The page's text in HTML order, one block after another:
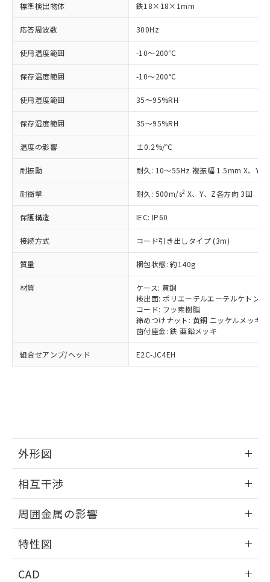
標準検出物体 鉄18×18×1mm
応答周波数 300Hz
使用温度範囲 -10～200℃
保存温度範囲 -10～200℃
使用湿度範囲 35～95%RH
保存湿度範囲 35～95%RH
温度の影響 ±0.2%/℃
耐振動 耐久: 10～55Hz 複振幅 1.5mm X、Y、
耐衝撃 耐久: 500m/s2 X、Y、Z各方向 3回
保護構造 IEC: IP60
接続方式 コード引き出しタイプ (3m)
質量 梱包状態: 約140g
材質
ケース: 黄銅
検出面: ポリエーテルエーテルケトン
コード: フッ素樹脂
締めつけナット: 黄銅 ニッケルメッキ
歯付座金: 鉄 亜鉛メッキ
組合せアンプ/ヘッド E2C-JC4EH
外形図
外形図
相互干渉
相互干渉
周囲金属の影響
周囲金属の影響
特性図
CAD
ご利用条件
以下の条件をお読みいただき、同意のうえ
本サービスは、当社制御機器事業取扱
商品の当社在庫状況および標準価格
(税抜)を提供させていただくもので
当社制御機器事業取扱商品の中には、
本サービスの対象外となる商品もある
ことをご了承ください。
在庫状況および標準価格照会結果は、
記載している更新日時点での社内デー
タに基づき作成されるものであり、閲
準価格とは異なる場合があることをご
オムロン制御機器販売店や当社販売拠
示しないようお願いします。
マイパーツ機能（部品リスト作成サー
ビス）をご利用いただくには、I-Web
※1 対応状況
対応済み：EU RoHS指令（10物質）の
非含有に対応した製品が提供可能な商品で
す。
対応予定：EU RoHS指令（10物質）の非含
有に対応した製品に切り替える予定のある
非含有に非対応の商品で、対応品を出す予
調査・確認中：EU RoHS指令（10物質）の
非含有の対応状況を調査中または確認中の
商品です。
非該当品：ライセンス料など無形物で、有
害物質有無と関係のない商品です。
仕入先様の事情により、非含有部品として
いたものが、含有品と判明した場合などや
むを得ず変更することがあります。
六価クロム(Cr(Ⅵ)) 1000ppm以下、ポリ臭化ビフェニル
類(PBB) 1000ppm以下、ポリ臭化ジフェニルエーテル類
フタル酸エステル類の４物質については閾値を超える意
図的な使用がないことを確認しています。
※2 対応予定月
部品在庫の切り替え状況などにより、予定
月が前後することがあります。
※1 中国RoHS○×表
「○」：最大均質材料含有率が中国RoHSの
基準値以下であることを示します。
「×」：最大均質材料含有率が中国RoHSの
基準値を超えていることを示します。
「－」：未確認です。当社販売部門へお問
*中国RoHS10物質の基準値 (GB/T26572)：
Pb(鉛) :1000ppm、 Hg(水銀) : 1000ppm、 Cd(カドミウ
ム) : 100ppm、
Cr(Ⅵ)(六価クロム) : 1000ppm、 PBBs(ポリ臭化ビフェ
※2 環境保護使用期限
「ｅ」：有害物質（10物質）のすべてが基
「10」：通常の使用状況下において有害物
質が外部に漏えいし、環境に深刻な影響を
及ぼさない年数を意味します。
「－」：未確認です。当社販売部門へお問
い合わせください。
当社は、これら貴社製品のうち、外国
為替および外国貿易法に定める商品
（以下｢規制貨物等」という）を輸出
または国外への提供する場合は、日本
国政府の輸出許可(または役務取引許
可)を取得するなどの必要な手続きを
とります。
当社は、貴社製品を第三者に販売する
該第三者に通知します。また当社は、
販売先および販売に係わる関係者が違
法に輸出するおそれがある場合は、取
号
－
在庫なし(最新の在庫状況につ
空
白
受注生産機種、また在庫状況の
情報を公開していない機種